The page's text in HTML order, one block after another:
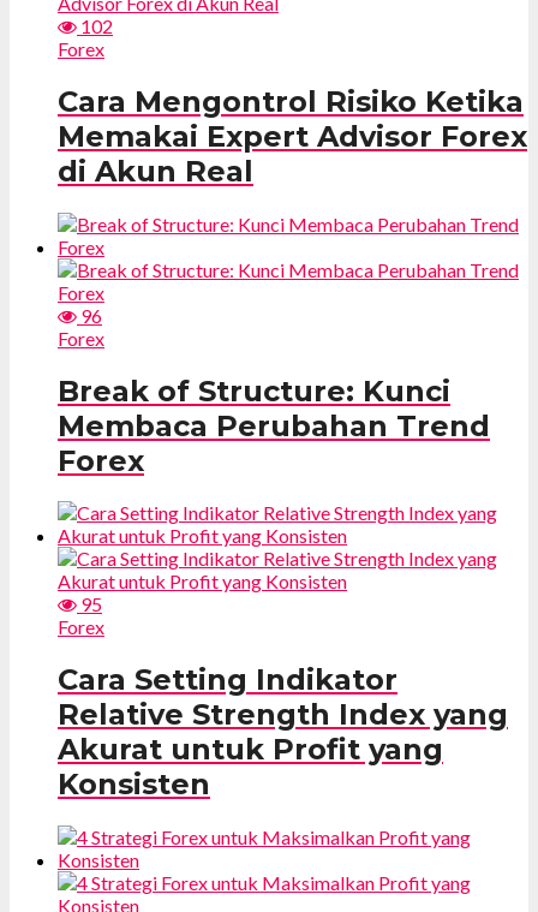
102
Forex
Cara Mengontrol Risiko Ketika
Memakai Expert Advisor Forex
di Akun Real
96
Forex
Break of Structure: Kunci
Membaca Perubahan Trend
Forex
95
Forex
Cara Setting Indikator
Relative Strength Index yang
Akurat untuk Profit yang
Konsisten